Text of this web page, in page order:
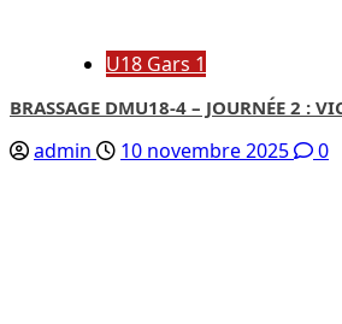
U18 Gars 1
BRASSAGE DMU18-4 – JOURNÉE 2 :
admin 10 novembre 2025 0